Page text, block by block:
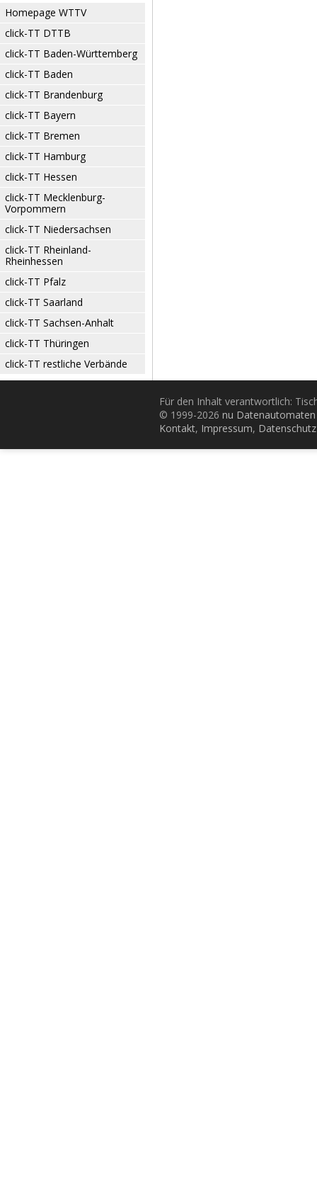
Homepage WTTV
click-TT DTTB
click-TT Baden-Württemberg
click-TT Baden
click-TT Brandenburg
click-TT Bayern
click-TT Bremen
click-TT Hamburg
click-TT Hessen
click-TT Mecklenburg-
Vorpommern
click-TT Niedersachsen
click-TT Rheinland-
Rheinhessen
click-TT Pfalz
click-TT Saarland
click-TT Sachsen-Anhalt
click-TT Thüringen
click-TT restliche Verbände
Für den Inhalt verantwortlich:
© 1999-2026 nu
Kontakt, Impressum, Datenschutz